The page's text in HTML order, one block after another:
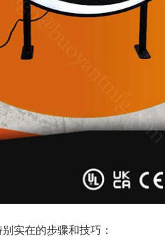
实在的步骤和技巧：